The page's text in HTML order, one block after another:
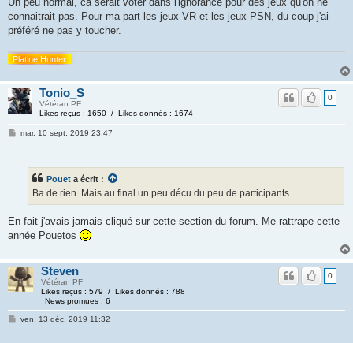
connaitrait pas. Pour ma part les jeux VR et les jeux PSN, du coup j'ai
préféré ne pas y toucher.
Platine Hunter
Tonio_S
Vétéran PF
Likes reçus : 1650 / Likes donnés : 1674
0
mar. 10 sept. 2019 23:47
Pouet a écrit :
Ba de rien. Mais au final un peu décu du peu de participants.
En fait j'avais jamais cliqué sur cette section du forum. Me rattrape cette
année Pouetos
Steven
Vétéran PF
Likes reçus : 579 / Likes donnés : 788
News promues : 6
0
ven. 13 déc. 2019 11:32